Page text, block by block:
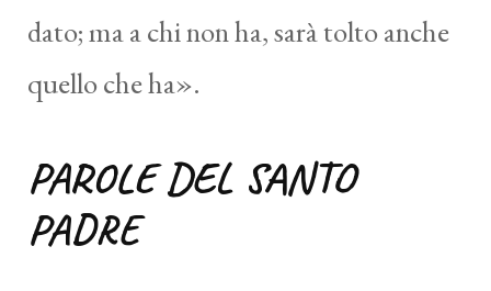
dato; ma a chi non ha, sarà tolto anche
quello che ha».
PAROLE DEL SANTO
PADRE